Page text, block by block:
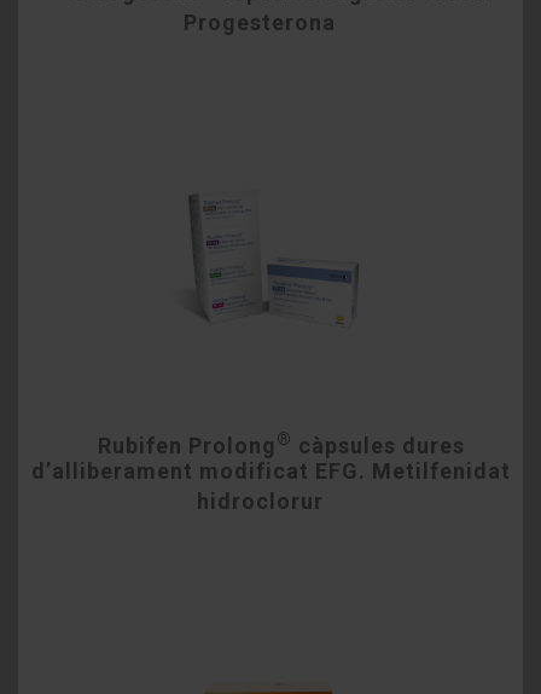
Progesterona
Rubifen Prolong ® càpsules dures
d’alliberament modificat EFG. Metilfenidat
hidroclorur